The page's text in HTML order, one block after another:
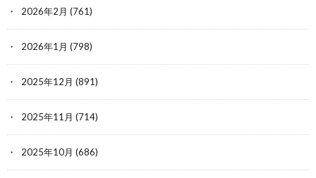
2026年2月 (761)
2026年1月 (798)
2025年12月 (891)
2025年11月 (714)
2025年10月 (686)